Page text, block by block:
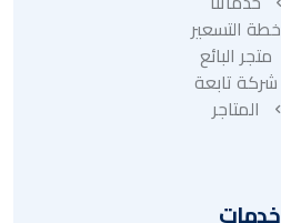
خطة التسعير
متجر البائع
شركة تابعة
المتاجر
خدمات